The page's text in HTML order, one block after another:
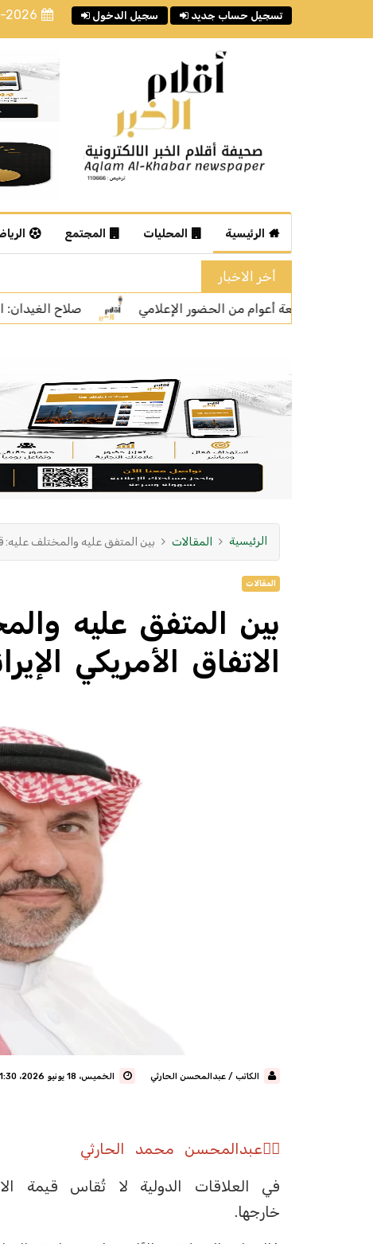
2026 سجيل الدخول تسجيل حساب جديد
الرئيسية المحليات المجتمع
أخر الاخبار
صلاح الغيدان: المشاهدات ليست المعيار الوحيد لتقييم
الرئيسية المقالات بين المتفق عليه والمختلف عليه:
المقالات
بين المتفق عليه
الاتفاق الأمريكي
الكاتب / عبدالمحسن الحارثي الخميس، 18 يونيو 2026، 1:30 م
✍🏼عبدالمحسن محمد الحارثي
في العلاقات الدولية لا تُقاس قيمة
خارجها.